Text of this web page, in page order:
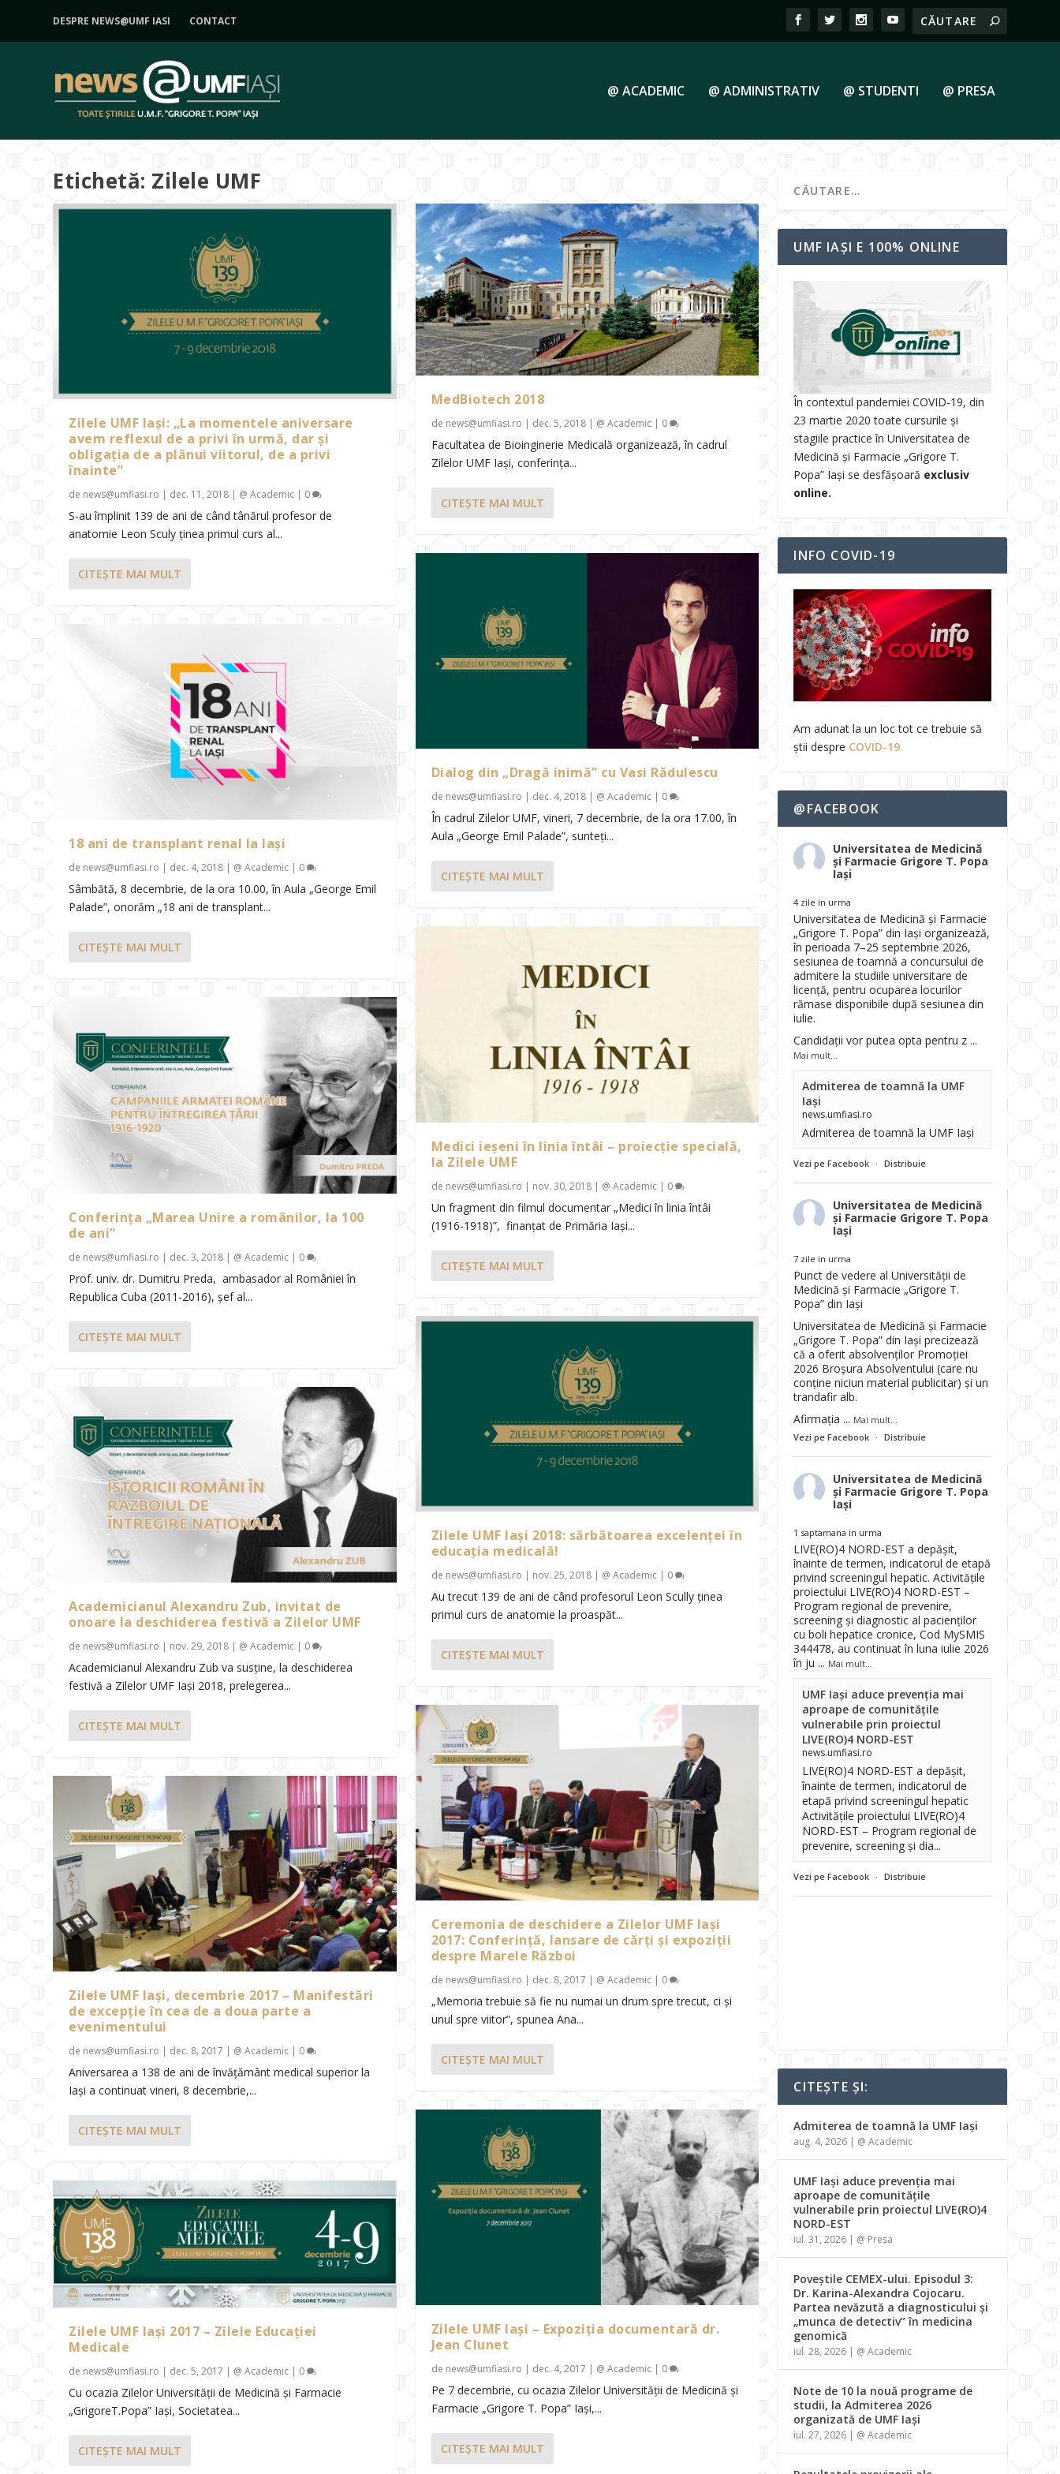
DESPRE NEWS@UMF IASI CONTACT
@ ACADEMIC @ ADMINISTRATIV @ STUDENTI @ PRESA
Etichetă: Zilele UMF
Zilele UMF Iași: „La momentele aniversare
avem reflexul de a privi în urmă, dar și
obligația de a plănui viitorul, de a privi
înainte”
de news@umfiasi.ro | dec. 11, 2018 | @ Academic | 0
S-au împlinit 139 de ani de când tânărul profesor de
anatomie Leon Sculy ținea primul curs al...
CITEŞTE MAI MULT
18 ani de transplant renal la Iași
de news@umfiasi.ro | dec. 4, 2018 | @ Academic | 0
Sâmbătă, 8 decembrie, de la ora 10.00, în Aula „George Emil
Palade”, onorăm „18 ani de transplant...
CITEŞTE MAI MULT
Conferința „Marea Unire a românilor, la 100
de ani”
de news@umfiasi.ro | dec. 3, 2018 | @ Academic | 0
Prof. univ. dr. Dumitru Preda, ambasador al României în
Republica Cuba (2011-2016), șef al...
CITEŞTE MAI MULT
Academicianul Alexandru Zub, invitat de
onoare la deschiderea festivă a Zilelor UMF
de news@umfiasi.ro | nov. 29, 2018 | @ Academic | 0
Academicianul Alexandru Zub va susține, la deschiderea
festivă a Zilelor UMF Iași 2018, prelegerea...
CITEŞTE MAI MULT
Zilele UMF Iași, decembrie 2017 – Manifestări
de excepție în cea de a doua parte a
evenimentului
de news@umfiasi.ro | dec. 8, 2017 | @ Academic | 0
Aniversarea a 138 de ani de învățământ medical superior la
Iași a continuat vineri, 8 decembrie,...
CITEŞTE MAI MULT
Zilele UMF Iași 2017 – Zilele Educației
Medicale
de news@umfiasi.ro | dec. 5, 2017 | @ Academic | 0
Cu ocazia Zilelor Universității de Medicină și Farmacie
„GrigoreT.Popa” Iași, Societatea...
CITEŞTE MAI MULT
MedBiotech 2018
de news@umfiasi.ro | dec. 5, 2018| @ Academic| 0
Facultatea de Bioinginerie Medicală organizează, în cadrul
Zilelor UMF Iași, conferinţa...
CITEŞTE MAI MULT
Dialog din „Dragă inimă” cu Vasi Rădulescu
de news@umfiasi.ro dec. 4, 2018| @ Academic| 0
În cadrul Zilelor UMF, vineri, 7 decembrie, de la ora 17.00, în
Aula „George Emil Palade”, sunteți...
CITEŞTE MAI MULT
Medici ieșeni în linia întâi – proiecție specială,
la Zilele UMF
de news@umfiasi.ro | nov. 30, 2018| @ Academic| 0
Un fragment din filmul documentar „Medici în linia întâi
(1916-1918)”, finanțat de Primăria Iași...
CITEŞTE MAI MULT
Zilele UMF Iași 2018: sărbătoarea excelenței în
educația medicală!
de news@umfiasi.ro | nov. 25, 2018| @ Academic| 0
Au trecut 139 de ani de când profesorul Leon Scully ținea
primul curs de anatomie la proaspăt...
CITEŞTE MAI MULT
Ceremonia de deschidere a Zilelor UMF Iași
2017: Conferință, lansare de cărți și expoziții
despre Marele Război
de news@umfiasi.ro | dec. 8, 2017 | @ Academic| 0
„Memoria trebuie să fie nu numai un drum spre trecut, ci şi
unul spre viitor”, spunea Ana...
CITEŞTE MAI MULT
Zilele UMF Iași – Expoziția documentară dr.
Jean Clunet
de news@umfiasi.ro | dec. 4, 2017 | @ Academic| 0
Pe 7 decembrie, cu ocazia Zilelor Universității de Medicină și
Farmacie „Grigore T. Popa” Iași,...
CITEŞTE MAI MULT
UMF IAȘI E 100% ONLINE
În contextul pandemiei COVID-19, din
23 martie 2020 toate cursurile și
stagiile practice în Universitatea de
Medicină și Farmacie „Grigore T.
Popa” Iași se desfășoară exclusiv
online.
INFO COVID-19
Am adunat la un loc tot ce trebuie să
știi despre COVID-19.
@FACEBOOK
Universitatea de Medicină
și Farmacie Grigore T. Popa
Iași
4 zile in urma
Universitatea de Medicină și Farmacie
„Grigore T. Popa” din Iași organizează,
în perioada 7–25 septembrie 2026,
sesiunea de toamnă a concursului de
admitere la studiile universitare de
licență, pentru ocuparea locurilor
rămase disponibile după sesiunea din
iulie.
Candidații vor putea opta pentru z ...
Mai mult...
Admiterea de toamnă la UMF
Iași
news.umfiasi.ro
Admiterea de toamnă la UMF Iași
Vezi pe Facebook · Distribuie
Universitatea de Medicină
și Farmacie Grigore T. Popa
Iași
7 zile in urma
Punct de vedere al Universității de
Medicină și Farmacie „Grigore T.
Popa” din Iași
Universitatea de Medicină și Farmacie
„Grigore T. Popa” din Iași precizează
că a oferit absolvenților Promoției
2026 Broșura Absolventului (care nu
conține niciun material publicitar) și un
trandafir alb.
Afirmația ... Mai mult...
Vezi pe Facebook · Distribuie
Universitatea de Medicină
și Farmacie Grigore T. Popa
Iași
1 saptamana in urma
LIVE(RO)4 NORD-EST a depășit,
înainte de termen, indicatorul de etapă
privind screeningul hepatic. Activitățile
proiectului LIVE(RO)4 NORD-EST –
Program regional de prevenire,
screening și diagnostic al pacienților
cu boli hepatice cronice, Cod MySMIS
344478, au continuat în luna iulie 2026
în ju ... Mai mult...
UMF Iași aduce prevenția mai
aproape de comunitățile
vulnerabile prin proiectul
LIVE(RO)4 NORD-EST
news.umfiasi.ro
LIVE(RO)4 NORD-EST a depășit,
înainte de termen, indicatorul de
etapă privind screeningul hepatic
Activitățile proiectului LIVE(RO)4
NORD-EST – Program regional de
prevenire, screening și dia...
Vezi pe Facebook · Distribuie
CITEȘTE ȘI:
Admiterea de toamnă la UMF Iași
aug. 4, 2026 | @ Academic
UMF Iași aduce prevenția mai
aproape de comunitățile
vulnerabile prin proiectul LIVE(RO)4
NORD-EST
iul. 31, 2026 | @ Presa
Poveștile CEMEX-ului. Episodul 3:
Dr. Karina-Alexandra Cojocaru.
Partea nevăzută a diagnosticului și
„munca de detectiv” în medicina
genomică
iul. 28, 2026 | @ Academic
Note de 10 la nouă programe de
studii, la Admiterea 2026
organizată de UMF Iași
iul. 27, 2026 | @ Academic